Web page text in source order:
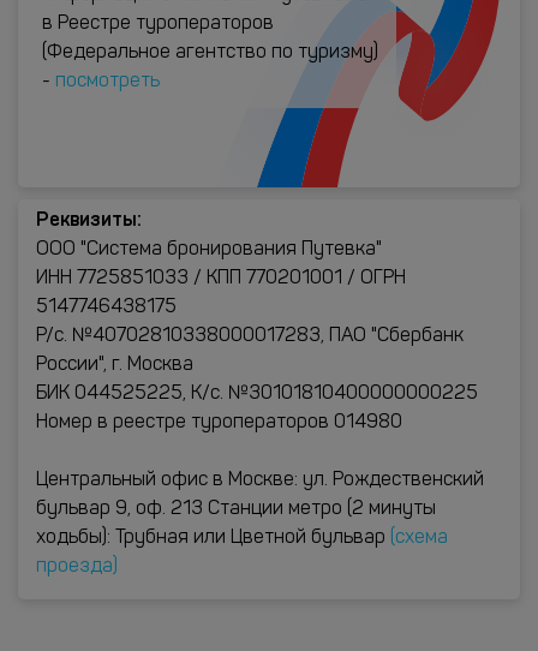
в Реестре туроператоров
(Федеральное агентство по туризму)
- посмотреть
Реквизиты:
ООО "Система бронирования Путевка"
ИНН 7725851033 / КПП 770201001 / ОГРН
5147746438175
Р/с. №40702810338000017283, ПАО "Сбербанк
России", г. Москва
БИК 044525225, К/с. №30101810400000000225
Номер в реестре туроператоров 014980
Центральный офис в Москве: ул. Рождественский
бульвар 9, оф. 213 Станции метро (2 минуты
ходьбы): Трубная или Цветной бульвар
(схема
проезда)